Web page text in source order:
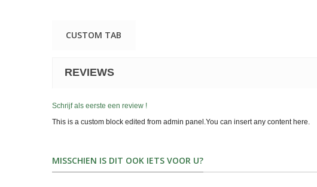
CUSTOM TAB
REVIEWS
Schrijf als eerste een review !
This is a custom block edited from admin panel.You can insert any content here.
MISSCHIEN IS DIT OOK IETS VOOR U?